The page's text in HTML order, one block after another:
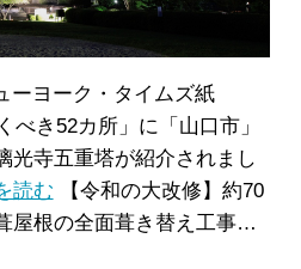
ーヨーク・タイムズ紙
べき52カ所」に「山口市」
光寺五重塔が紹介されまし
読む
【令和の大改修】約70
屋根の全面葺き替え工事が